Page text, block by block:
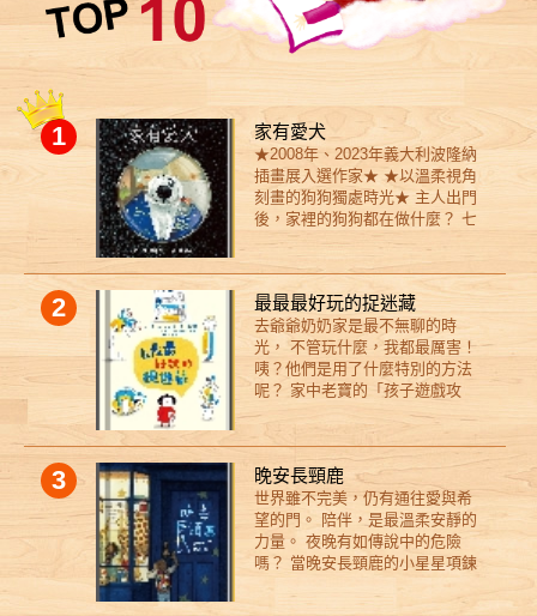
1 家有愛犬
★2008年、2023年義大利波隆納
插畫展入選作家★ ★以溫柔視角
刻畫的狗狗獨處時光★ 主人出門
後，家裡的狗狗都在做什麼？ 七
隻狗狗、七種個性、七種日常風
景， 真實的模樣，就是值得被愛
的理由。 當金黃色的太陽從建築
物之間探出頭來，新的一天開始
了。 一樓的珍島犬「珍島」站在
玄關前，乖乖的守著家； 二樓的
英國指示犬「雷歐」忙著尋找昨
天沒啃完的骨頭； 邊境牧羊犬
「閃電」則思考著今天要玩些什
麼； 三樓的貴賓「可可」因為年
紀大了，連下床都顯得吃力； 黃
金獵犬「餅乾」似乎覺得早餐吃
不夠，四處嗅著找食物； 住在頂
樓的米克斯「奉柱」，主人一出
門就咬起盆栽闖禍； 而不久前才
被收養的小獵犬「喬莉」，看來
2 最最最好玩的捉迷藏
去爺爺奶奶家是最不無聊的時
光， 不管玩什麼，我都最厲害！
咦？他們是用了什麼特別的方法
呢？ 家中老寶的「孩子遊戲攻
略」 一段祖孫的親密故事， 帶你
拉近與孩子的距離！ 爺爺和奶奶
在玩捉迷藏的時候，似乎有點不
拿手。 即使他們很努力了， 奶奶
一樣是最最最不會躲藏的人， 爺
爺也是最最最不會說謊的人。 還
是，是因為他們的孫女（就是我
啦）是世界上最最最會玩捉迷藏
的人？ 總之有一件事是可以確定
3 晚安長頸鹿
世界雖不完美，仍有通往愛與希
望的門。 陪伴，是最溫柔安靜的
力量。 夜晚有如傳說中的危險
嗎？ 當晚安長頸鹿的小星星項鍊
發光時， 他將帶給你滿滿一籮筐
的溫暖， 以及一段奇幻、不可思